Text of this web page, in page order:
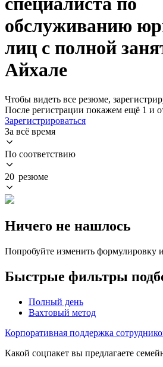
обслуживанию
лиц с полной
Айхале
Чтобы видеть все резюме,
После регистрации покажем ещё 1 и
Зарегистрироваться
За всё время
По соответствию
20 резюме
Ничего не нашлось
Попробуйте изменить формулировку
Быстрые фильтры
Полный день
Вахтовый метод
Корпоративная поддержка
Какой соцпакет вы предлагаете